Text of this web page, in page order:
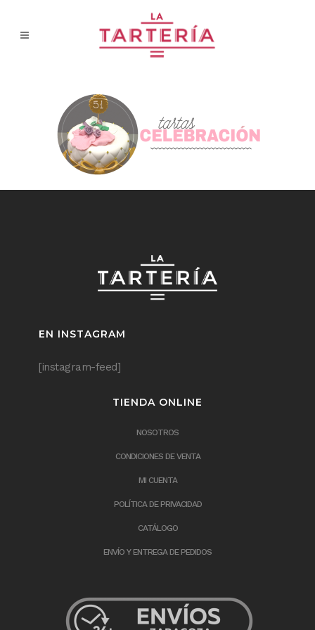
EN INSTAGRAM
[instagram-feed]
TIENDA ONLINE
NOSOTROS
CONDICIONES DE VENTA
MI CUENTA
POLÍTICA DE PRIVACIDAD
CATÁLOGO
ENVÍO Y ENTREGA DE PEDIDOS